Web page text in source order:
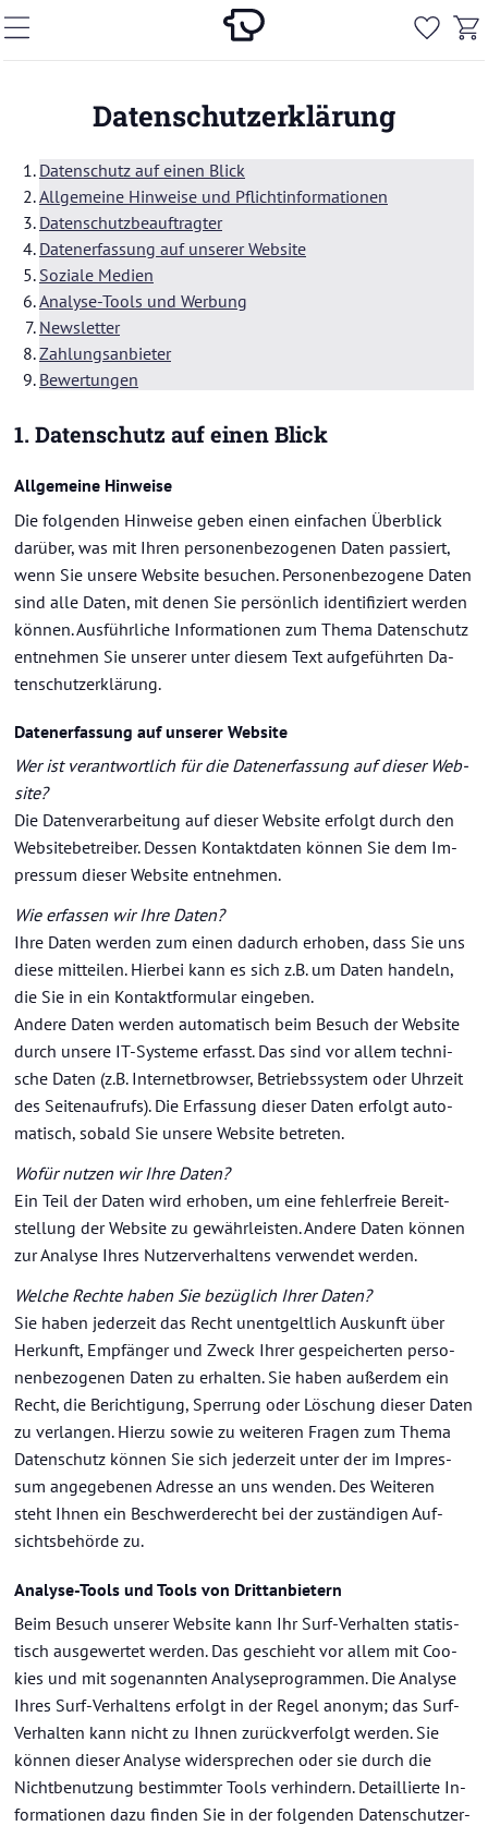
Da­ten­schutz­er­klä­rung
Da­ten­schutz auf einen Blick
All­ge­mei­ne Hin­wei­se und Pflicht­in­for­ma­tio­nen
Da­ten­schutz­be­auf­trag­ter
Da­ten­er­fas­sung auf un­se­rer Web­site
So­zia­le Me­di­en
Analyse-​Tools und Wer­bung
News­let­ter
Zah­lungs­an­bie­ter
Be­wer­tun­gen
1. Da­ten­schutz auf einen Blick
All­ge­mei­ne Hin­wei­se
Die fol­gen­den Hin­wei­se geben einen ein­fa­chen Über­blick
dar­über, was mit Ihren per­so­nen­be­zo­ge­nen Daten pas­siert,
wenn Sie un­se­re Web­site be­su­chen. Per­so­nen­be­zo­ge­ne Daten
sind alle Daten, mit denen Sie per­sön­lich iden­ti­fi­ziert wer­den
kön­nen. Aus­führ­li­che In­for­ma­tio­nen zum Thema Da­ten­schutz
ent­neh­men Sie un­se­rer unter die­sem Text auf­ge­führ­ten Da­
ten­schutz­er­klä­rung.
Da­ten­er­fas­sung auf un­se­rer Web­site
Wer ist ver­ant­wort­lich für die Da­ten­er­fas­sung auf die­ser Web­
site?
Die Da­ten­ver­ar­bei­tung auf die­ser Web­site er­folgt durch den
Web­site­be­trei­ber. Des­sen Kon­takt­da­ten kön­nen Sie dem Im­
pres­sum die­ser Web­site ent­neh­men.
Wie er­fas­sen wir Ihre Daten?
Ihre Daten wer­den zum einen da­durch er­ho­ben, dass Sie uns
diese mit­tei­len. Hier­bei kann es sich z.B. um Daten han­deln,
die Sie in ein Kon­takt­for­mu­lar ein­ge­ben.
An­de­re Daten wer­den au­to­ma­tisch beim Be­such der Web­site
durch un­se­re IT-​Systeme er­fasst. Das sind vor allem tech­ni­
sche Daten (z.B. In­ter­net­brow­ser, Be­triebs­sys­tem oder Uhr­zeit
des Sei­ten­auf­rufs). Die Er­fas­sung die­ser Daten er­folgt au­to­
ma­tisch, so­bald Sie un­se­re Web­site be­tre­ten.
Wofür nut­zen wir Ihre Daten?
Ein Teil der Daten wird er­ho­ben, um eine feh­ler­freie Be­reit­
stel­lung der Web­site zu ge­währ­leis­ten. An­de­re Daten kön­nen
zur Ana­ly­se Ihres Nut­zer­ver­hal­tens ver­wen­det wer­den.
Wel­che Rech­te haben Sie be­züg­lich Ihrer Daten?
Sie haben je­der­zeit das Recht un­ent­gelt­lich Aus­kunft über
Her­kunft, Emp­fän­ger und Zweck Ihrer ge­spei­cher­ten per­so­
nen­be­zo­ge­nen Daten zu er­hal­ten. Sie haben au­ßer­dem ein
Recht, die Be­rich­ti­gung, Sper­rung oder Lö­schung die­ser Daten
zu ver­lan­gen. Hier­zu sowie zu wei­te­ren Fra­gen zum Thema
Da­ten­schutz kön­nen Sie sich je­der­zeit unter der im Im­pres­
sum an­ge­ge­be­nen Adres­se an uns wen­den. Des Wei­te­ren
steht Ihnen ein Be­schwer­de­recht bei der zu­stän­di­gen Auf­
sichts­be­hör­de zu.
Analyse-​Tools und Tools von Dritt­an­bie­tern
Beim Be­such un­se­rer Web­site kann Ihr Surf-​Verhalten sta­tis­
tisch aus­ge­wer­tet wer­den. Das ge­schieht vor allem mit Coo­
kies und mit so­ge­nann­ten Ana­ly­se­pro­gram­men. Die Ana­ly­se
Ihres Surf-​Verhaltens er­folgt in der Regel an­onym; das Surf-​
Verhalten kann nicht zu Ihnen zu­rück­ver­folgt wer­den. Sie
kön­nen die­ser Ana­ly­se wi­der­spre­chen oder sie durch die
Nicht­be­nut­zung be­stimm­ter Tools ver­hin­dern. De­tail­lier­te In­
for­ma­tio­nen dazu fin­den Sie in der fol­gen­den Da­ten­schutz­er­